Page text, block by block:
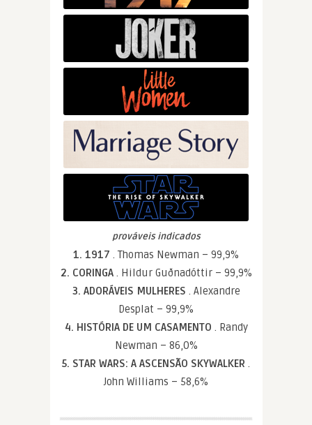
prováveis indicados
1. 1917 . Thomas Newman – 99,9%
2. CORINGA . Hildur Guðnadóttir – 99,9%
3. ADORÁVEIS MULHERES . Alexandre
Desplat – 99,9%
4. HISTÓRIA DE UM CASAMENTO . Randy
Newman – 86,0%
5. STAR WARS: A ASCENSÃO SKYWALKER .
John Williams – 58,6%